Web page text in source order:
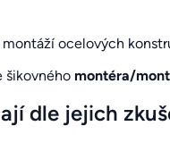
ocelových
šikovného montéra/
dle jejich